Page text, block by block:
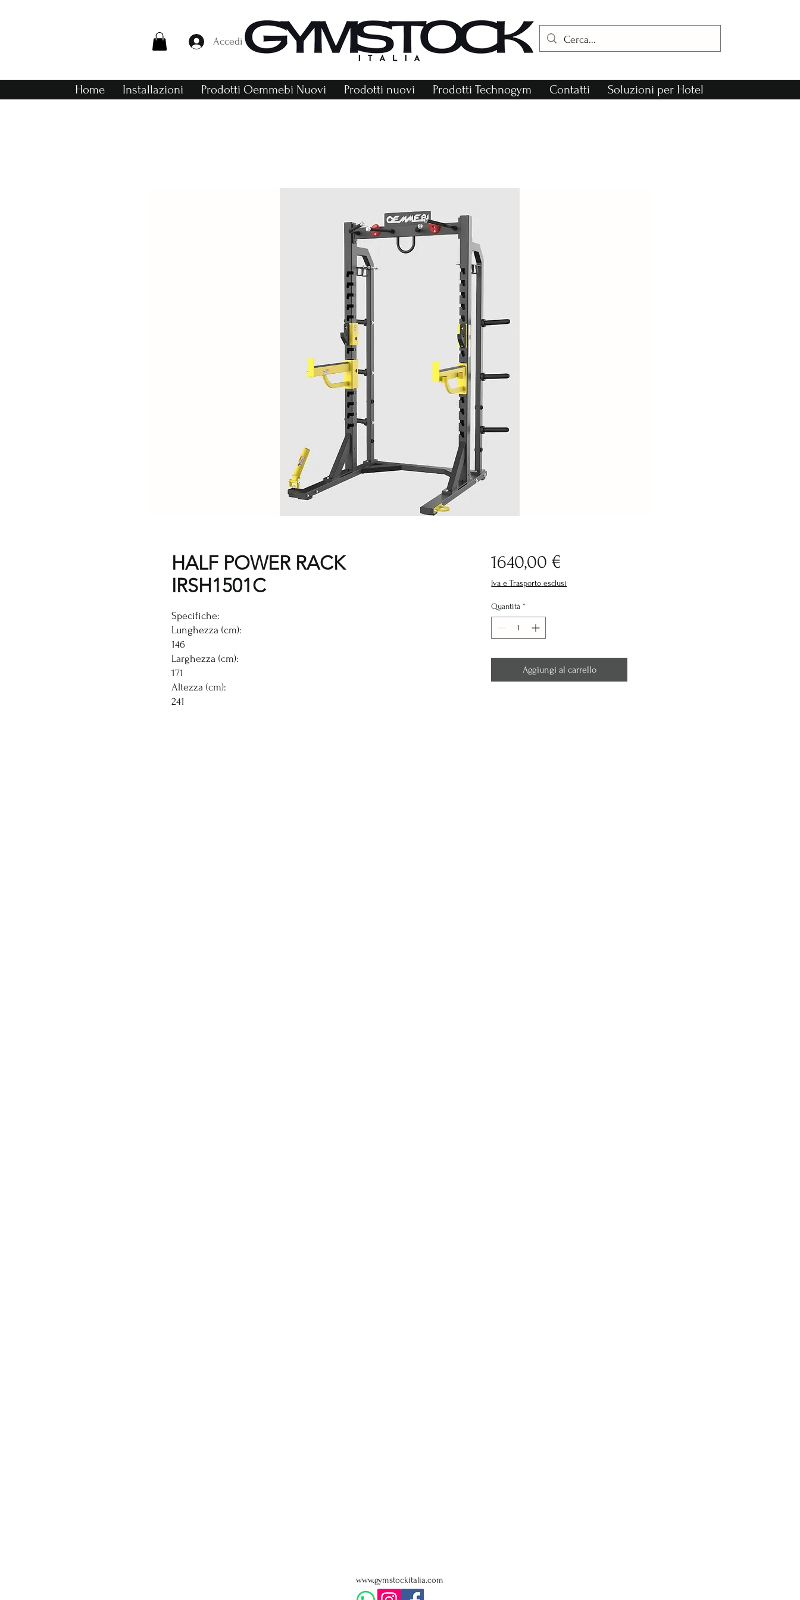
Accedi
Home Installazioni Prodotti Oemmebi Nuovi Prodotti nuovi Prodotti Technogym Contatti Soluzioni per Hotel
HALF POWER RACK
IRSH1501C
Specifiche:
Lunghezza (cm):
146
Larghezza (cm):
171
Altezza (cm):
241
1640,00 €
Iva e Trasporto esclusi
Quantità *
Aggiungi al carrello
www.gymstockitalia.com